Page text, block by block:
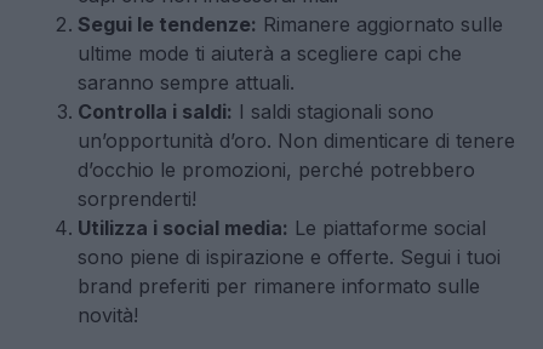
Segui le tendenze: Rimanere aggiornato sulle
ultime mode ti aiuterà a scegliere capi che
saranno sempre attuali.
Controlla i saldi: I saldi stagionali sono
un’opportunità d’oro. Non dimenticare di tenere
d’occhio le promozioni, perché potrebbero
sorprenderti!
Utilizza i social media: Le piattaforme social
sono piene di ispirazione e offerte. Segui i tuoi
brand preferiti per rimanere informato sulle
novità!